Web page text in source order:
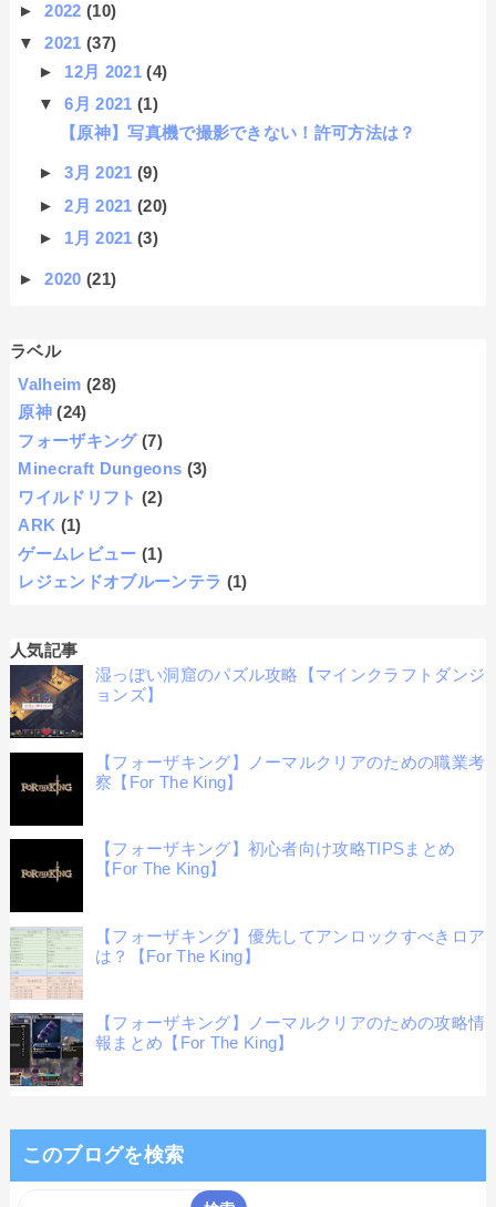
►2022(10)
▼2021(37)
► 12月 2021(4)
▼6月 2021 (1)
【原神】写真機で撮影できない！許可方法は？
►3月 2021 (9)
►2月 2021 (20)
► 1月 2021 (3)
►2020(21)
ラベル
Valheim (28)
原神 (24)
フォーザキング (7)
Minecraft Dungeons (3)
ワイルドリフト (2)
ARK (1)
ゲームレビュー (1)
レジェンドオブルーンテラ (1)
人気記事
湿っぽい洞窟のパズル攻略【マインクラフトダンジ
ョンズ】
【フォーザキング】ノーマルクリアのための職業考
察【For The King】
【フォーザキング】初心者向け攻略TIPSまとめ
【For The King】
【フォーザキング】優先してアンロックすべきロア
は？【For The King】
【フォーザキング】ノーマルクリアのための攻略情
報まとめ【For The King】
このブログを検索